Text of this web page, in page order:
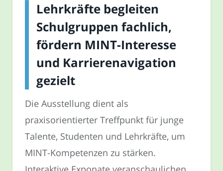
Lehrkräfte begleiten
Schulgruppen fachlich,
fördern MINT-Interesse
und Karrierenavigation
gezielt
Die Ausstellung dient als
praxisorientierter Treffpunkt für junge
Talente, Studenten und Lehrkräfte, um
MINT-Kompetenzen zu stärken.